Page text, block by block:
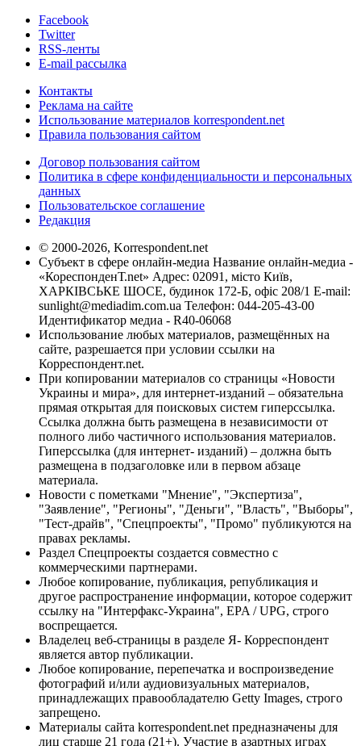
Facebook
Twitter
RSS-ленты
E-mail рассылка
Контакты
Реклама на сайте
Использование материалов korrespondent.net
Правила пользования сайтом
Договор пользования сайтом
Политика в сфере конфиденциальности и персональных
данных
Пользовательское соглашение
Редакция
© 2000-2026, Korrespondent.net
Субъект в сфере онлайн-медиа Название онлайн-медиа -
«КореспонденТ.net» Адрес: 02091, місто Київ,
ХАРКІВСЬКЕ ШОСЕ, будинок 172-Б, офіс 208/1 E-mail:
sunlight@mediadim.com.ua Телефон: 044-205-43-00
Идентификатор медиа - R40-06068
Использование любых материалов, размещённых на
сайте, разрешается при условии ссылки на
Корреспондент.net.
При копировании материалов со страницы «Новости
Украины и мира», для интернет-изданий – обязательна
прямая открытая для поисковых систем гиперссылка.
Ссылка должна быть размещена в независимости от
полного либо частичного использования материалов.
Гиперссылка (для интернет- изданий) – должна быть
размещена в подзаголовке или в первом абзаце
материала.
Новости с пометками "Мнение", "Экспертиза",
"Заявление", "Регионы", "Деньги", "Власть", "Выборы",
"Тест-драйв", "Спецпроекты", "Промо" публикуются на
правах рекламы.
Раздел Спецпроекты создается совместно с
коммерческими партнерами.
Любое копирование, публикация, републикация и
другое распространение информации, которое содержит
ссылку на "Интерфакс-Украина", EPA / UPG, строго
воспрещается.
Владелец веб-страницы в разделе Я- Корреспондент
является автор публикации.
Любое копирование, перепечатка и воспроизведение
фотографий и/или аудиовизуальных материалов,
принадлежащих правообладателю Getty Images, строго
запрещено.
Материалы сайта korrespondent.net предназначены для
лиц старше 21 года (21+). Участие в азартных играх